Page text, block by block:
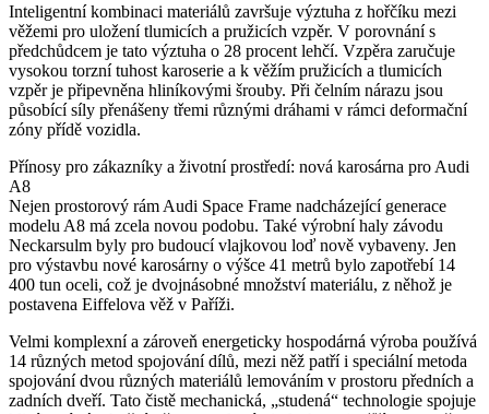
Inteligentní kombinaci materiálů završuje výztuha z hořčíku mezi
věžemi pro uložení tlumicích a pružicích vzpěr. V porovnání s
předchůdcem je tato výztuha o 28 procent lehčí. Vzpěra zaručuje
vysokou torzní tuhost karoserie a k věžím pružicích a tlumicích
vzpěr je připevněna hliníkovými šrouby. Při čelním nárazu jsou
působící síly přenášeny třemi různými dráhami v rámci deformační
zóny přídě vozidla.
Přínosy pro zákazníky a životní prostředí: nová karosárna pro Audi
A8
Nejen prostorový rám Audi Space Frame nadcházející generace
modelu A8 má zcela novou podobu. Také výrobní haly závodu
Neckarsulm byly pro budoucí vlajkovou loď nově vybaveny. Jen
pro výstavbu nové karosárny o výšce 41 metrů bylo zapotřebí 14
400 tun oceli, což je dvojnásobné množství materiálu, z něhož je
postavena Eiffelova věž v Paříži.
Velmi komplexní a zároveň energeticky hospodárná výroba používá
14 různých metod spojování dílů, mezi něž patří i speciální metoda
spojování dvou různých materiálů lemováním v prostoru předních a
zadních dveří. Tato čistě mechanická, „studená“ technologie spojuje